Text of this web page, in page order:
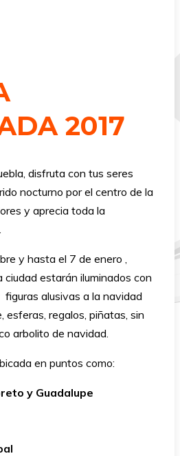
2017
disfruta con tus seres
nocturno por el centro de la
y aprecia toda la
y hasta el 7 de enero ,
ciudad estarán iluminados con
alusivas a la navidad
esferas, regalos, piñatas, sin
arbolito de navidad.
en puntos como:
y Guadalupe